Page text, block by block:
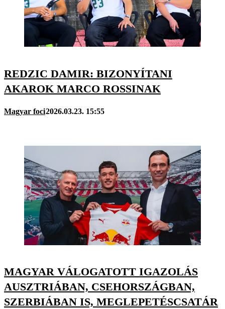
REDZIC DAMIR: BIZONYÍTANI
AKAROK MARCO ROSSINAK
Magyar foci2026.03.23. 15:55
MAGYAR VÁLOGATOTT IGAZOLÁS
AUSZTRIÁBAN, CSEHORSZÁGBAN,
SZERBIÁBAN IS, MEGLEPETÉSCSATÁR